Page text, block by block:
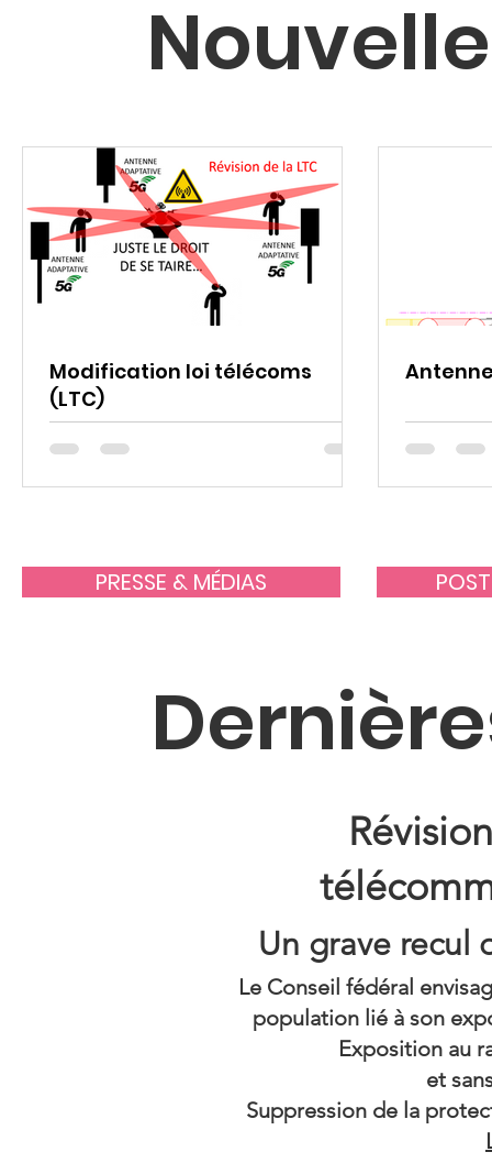
Modification loi télécoms
(LTC)
PRESSE & MÉDIAS
Un grave recul
Le Conseil fédéral
population lié à son
Exposition au
et
Suppression de la